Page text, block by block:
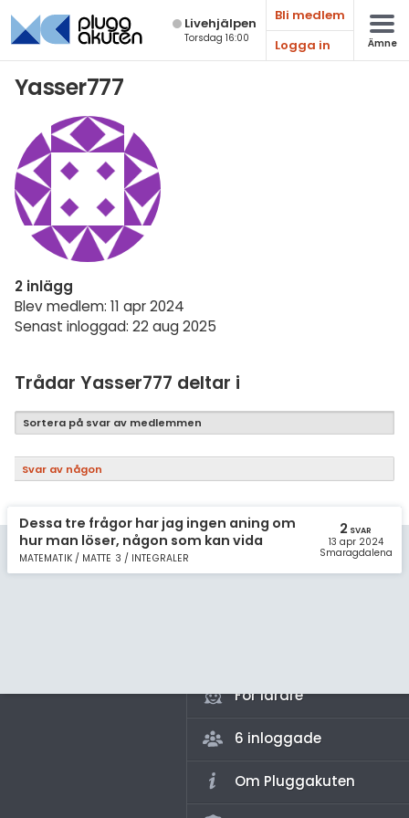
Live­hjälpen
Torsdag 16:00
Bli medlem
Logga in
Ämne
Yasser777
2 inlägg
Blev medlem: 11 apr 2024
Senast inloggad: 22 aug 2025
Trådar Yasser777 deltar i
Sortera på svar av medlemmen
Svar av någon
Dessa tre frågor har jag ingen aning om
hur man löser, någon som kan vida
MATEMATIK / MATTE 3 / INTEGRALER
2 SVAR
13 apr 2024
Smaragdalena
Matematik
Engelska
Fler språk
Samhällsorientering
Fler ämnen
Övriga diskussioner
För lärare
6 inloggade
Om Pluggakuten